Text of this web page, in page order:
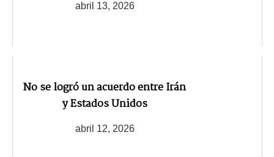
abril 13, 2026
No se logró un acuerdo entre Irán
y Estados Unidos
abril 12, 2026